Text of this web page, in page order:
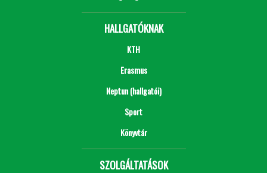
HALLGATÓKNAK
KTH
Erasmus
Neptun (hallgatói)
Sport
Könyvtár
SZOLGÁLTATÁSOK